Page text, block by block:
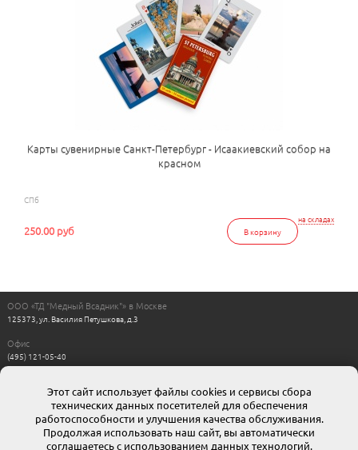
Карты сувенирные Санкт-Петербург - Исаакиевский собор на
красном
СПб
на складах
В корзину
250.00 руб
ООО «ТД "Медный Всадник"» в Москве
125373, ул. Василия Петушкова, д.3
Офис
(495) 121-05-40
Пн-Пт с 11:00 до 17:00
Интернет магазин
8-800-511-00-88
г. Москва: moskow@mvsadnik.ru
г. Санкт-Петербург: esales@mvsadnik.ru
Этот сайт использует файлы cookies и сервисы сбора
технических данных посетителей для обеспечения
работоспособности и улучшения качества обслуживания.
Продолжая использовать наш сайт, вы автоматически
соглашаетесь с использованием данных технологий.